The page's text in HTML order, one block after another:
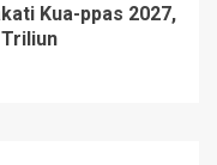
Kua-ppas 2027,